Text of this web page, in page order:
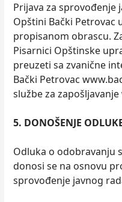
Prijava za sprovođenje
Opštini Bački Petrovac
propisanom obrascu.
Pisarnici Opštinske
preuzeti sa zvanične
Bački Petrovac
službe za
5. DONOŠENJE
Odluka o odobravanju
donosi se na osnovu
sprovođenje javnog